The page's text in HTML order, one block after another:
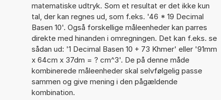
matematiske udtryk. Som et resultat er det ikke kun
tal, der kan regnes ud, som f.eks. '46 * 19 Decimal
Basen 10'. Også forskellige måleenheder kan parres
direkte med hinanden i omregningen. Det kan f.eks. se
sådan ud: '1 Decimal Basen 10 + 73 Khmer' eller '91mm
x 64cm x 37dm = ? cm^3'. De på denne måde
kombinerede måleenheder skal selvfølgelig passe
sammen og give mening i den pågældende
kombination.